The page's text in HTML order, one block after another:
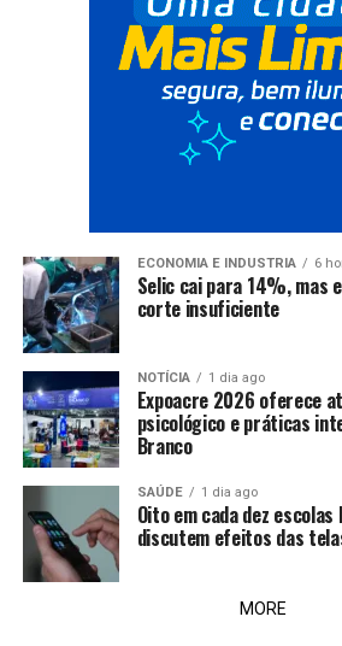
ECONOMIA E INDUSTRIA 6
Selic cai para 14%, mas
corte insuficiente
NOTÍCIA 1 dia ago
Expoacre 2026 oferece
psicológico e práticas
Branco
SAÚDE 1 dia ago
Oito em cada dez
discutem efeitos das
MORE